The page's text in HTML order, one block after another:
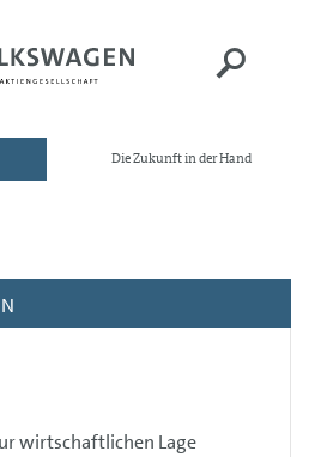
Die Zukunft in der Hand
wirtschaftlichen Lage